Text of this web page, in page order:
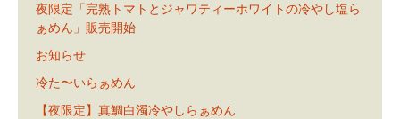
夜限定「完熟トマトとジャワティーホワイトの冷やし塩ら
ぁめん」販売開始
お知らせ
冷た〜いらぁめん
【夜限定】真鯛白濁冷やしらぁめん